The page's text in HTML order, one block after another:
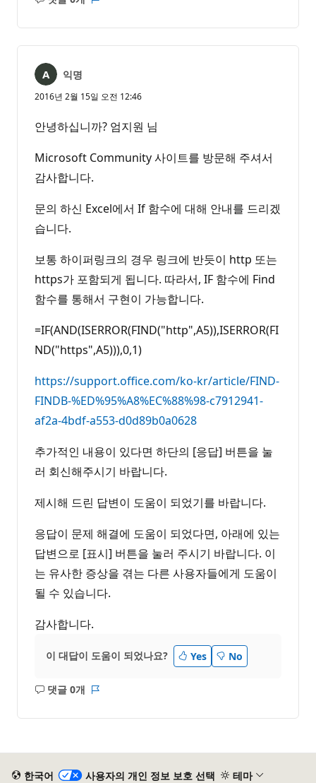
설
음
익명
2016년 2월 15일 오전 12:46
안녕하십니까? 엄지원 님
Microsoft Community 사이트를 방문해 주셔서
감사합니다.
문의 하신 Excel에서 If 함수에 대해 안내를 드리겠
습니다.
보통 하이퍼링크의 경우 링크에 반듯이 http 또는
https가 포함되게 됩니다. 따라서, IF 함수에 Find
함수를 통해서 구현이 가능합니다.
=IF(AND(ISERROR(FIND("http",A5)),ISERROR(FI
ND("https",A5))),0,1)
https://support.office.com/ko-kr/article/FIND-
FINDB-%ED%95%A8%EC%88%98-c7912941-
af2a-4bdf-a553-d0d89b0a0628
추가적인 내용이 있다면 하단의 [응답] 버튼을 눌
러 회신해주시기 바랍니다.
제시해 드린 답변이 도움이 되었기를 바랍니다.
응답이 문제 해결에 도움이 되었다면, 아래에 있는
답변으로 [표시] 버튼을 눌러 주시기 바랍니다. 이
는 유사한 증상을 겪는 다른 사용자들에게 도움이
될 수 있습니다.
감사합니다.
이 대답이 도움이 되었나요? Yes No
댓글 0개
설
한국어 사용자의 개인 정보 보호 선택 테마